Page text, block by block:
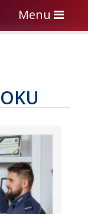
Toggle
navigation
Menu